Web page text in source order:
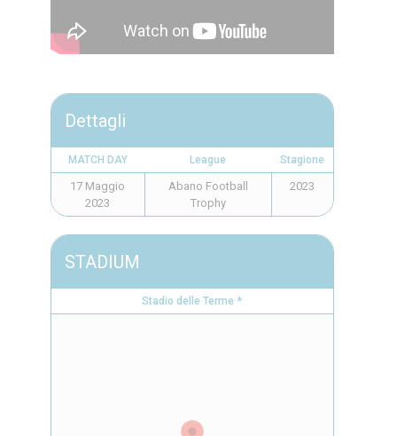
Dettagli
MATCH DAY League Stagione
17 Maggio
2023
Abano Football
Trophy
2023
STADIUM
Stadio delle Terme *